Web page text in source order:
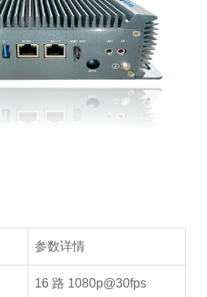
参数详情
16 路 1080p@30fps